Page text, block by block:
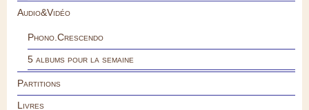
Audio&Vidéo
Phono.Crescendo
5 albums pour la semaine
Partitions
Livres